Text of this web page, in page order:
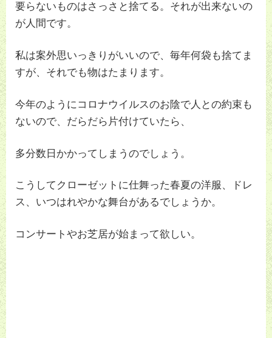
要らないものはさっさと捨てる。それが出来ないの
が人間です。
私は案外思いっきりがいいので、毎年何袋も捨てま
すが、それでも物はたまります。
今年のようにコロナウイルスのお陰で人との約束も
ないので、だらだら片付けていたら、
多分数日かかってしまうのでしょう。
こうしてクローゼットに仕舞った春夏の洋服、ドレ
ス、いつはれやかな舞台があるでしょうか。
コンサートやお芝居が始まって欲しい。